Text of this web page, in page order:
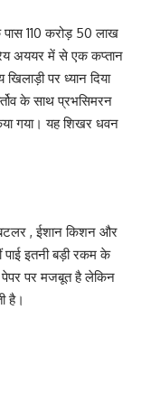
110 करोड़ 50 लाख
अययर में से एक कप्तान
पर ध्यान दिया
के साथ प्रभसिमरन
गया। यह शिखर धवन
, ईशान किशन और
इतनी बड़ी रकम के
पेपर पर मजबूत है लेकिन
है।